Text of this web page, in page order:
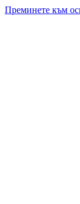
Преминете към